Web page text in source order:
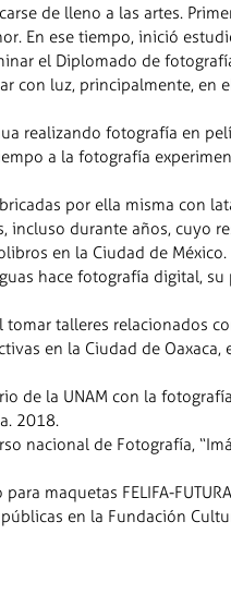
de lleno a las artes.
En ese tiempo, inició
el Diplomado de
con luz, principalmente, en
realizando fotografía en
a la fotografía
por ella misma con
incluso durante años, cuyo
en la Ciudad de México.
hace fotografía digital,
talleres relacionados
en la Ciudad de Oaxaca,
de la UNAM con la
2018.
nacional de Fotografía,
maquetas FELIFA-
en la Fundación